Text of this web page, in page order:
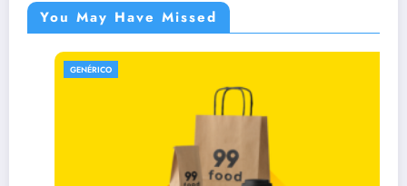
You May Have Missed
GENÉRICO